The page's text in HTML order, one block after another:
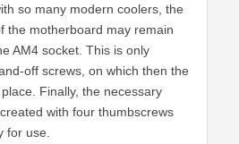
so many modern coolers, the
the motherboard may remain
AM4 socket. This is only
off screws, on which then the
Finally, the necessary
with four thumbscrews
for use.